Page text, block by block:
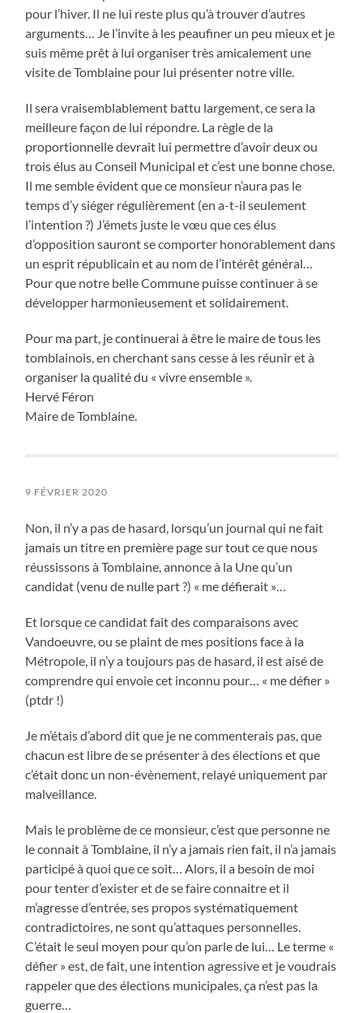
pour l’hiver. Il ne lui reste plus qu’à trouver d’autres
arguments… Je l’invite à les peaufiner un peu mieux et je
suis même prêt à lui organiser très amicalement une
visite de Tomblaine pour lui présenter notre ville.
Il sera vraisemblablement battu largement, ce sera la
meilleure façon de lui répondre. La règle de la
proportionnelle devrait lui permettre d’avoir deux ou
trois élus au Conseil Municipal et c’est une bonne chose.
Il me semble évident que ce monsieur n’aura pas le
temps d’y siéger régulièrement (en a-t-il seulement
l’intention ?) J’émets juste le vœu que ces élus
d’opposition sauront se comporter honorablement dans
un esprit républicain et au nom de l’intérêt général…
Pour que notre belle Commune puisse continuer à se
développer harmonieusement et solidairement.
Pour ma part, je continuerai à être le maire de tous les
tomblainois, en cherchant sans cesse à les réunir et à
organiser la qualité du « vivre ensemble ».
Hervé Féron
Maire de Tomblaine.
9 FÉVRIER 2020
Non, il n’y a pas de hasard, lorsqu’un journal qui ne fait
jamais un titre en première page sur tout ce que nous
réussissons à Tomblaine, annonce à la Une qu’un
candidat (venu de nulle part ?) « me défierait »…
Et lorsque ce candidat fait des comparaisons avec
Vandoeuvre, ou se plaint de mes positions face à la
Métropole, il n’y a toujours pas de hasard, il est aisé de
comprendre qui envoie cet inconnu pour… « me défier »
(ptdr !)
Je m’étais d’abord dit que je ne commenterais pas, que
chacun est libre de se présenter à des élections et que
c’était donc un non-évènement, relayé uniquement par
malveillance.
Mais le problème de ce monsieur, c’est que personne ne
le connait à Tomblaine, il n’y a jamais rien fait, il n’a jamais
participé à quoi que ce soit… Alors, il a besoin de moi
pour tenter d’exister et de se faire connaitre et il
m’agresse d’entrée, ses propos systématiquement
contradictoires, ne sont qu’attaques personnelles.
C’était le seul moyen pour qu’on parle de lui… Le terme «
défier » est, de fait, une intention agressive et je voudrais
rappeler que des élections municipales, ça n’est pas la
guerre…